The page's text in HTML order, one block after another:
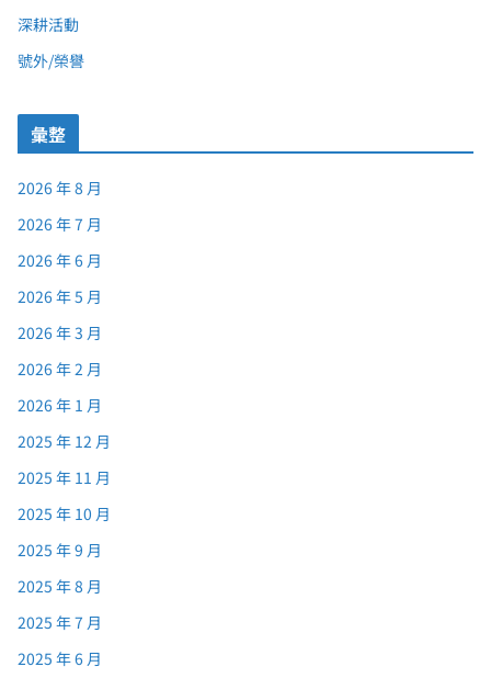
深耕活動
號外/榮譽
彙整
2026 年 8 月
2026 年 7 月
2026 年 6 月
2026 年 5 月
2026 年 3 月
2026 年 2 月
2026 年 1 月
2025 年 12 月
2025 年 11 月
2025 年 10 月
2025 年 9 月
2025 年 8 月
2025 年 7 月
2025 年 6 月